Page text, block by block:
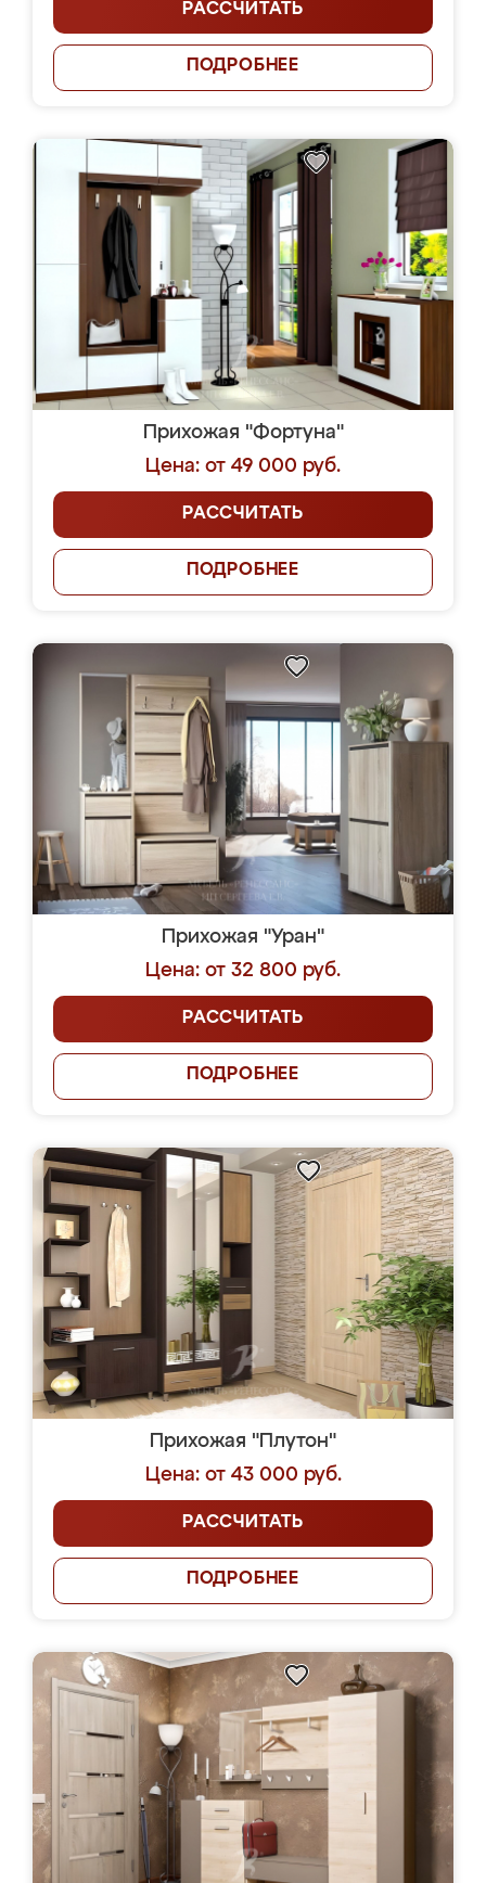
РАССЧИТАТЬ
ПОДРОБНЕЕ
Прихожая "Фортуна"
Цена: от 49 000 руб.
РАССЧИТАТЬ
ПОДРОБНЕЕ
Прихожая "Уран"
Цена: от 32 800 руб.
РАССЧИТАТЬ
ПОДРОБНЕЕ
Прихожая "Плутон"
Цена: от 43 000 руб.
РАССЧИТАТЬ
ПОДРОБНЕЕ